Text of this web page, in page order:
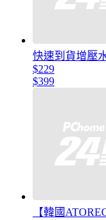
快速到貨增壓
$229
$399
【韓國